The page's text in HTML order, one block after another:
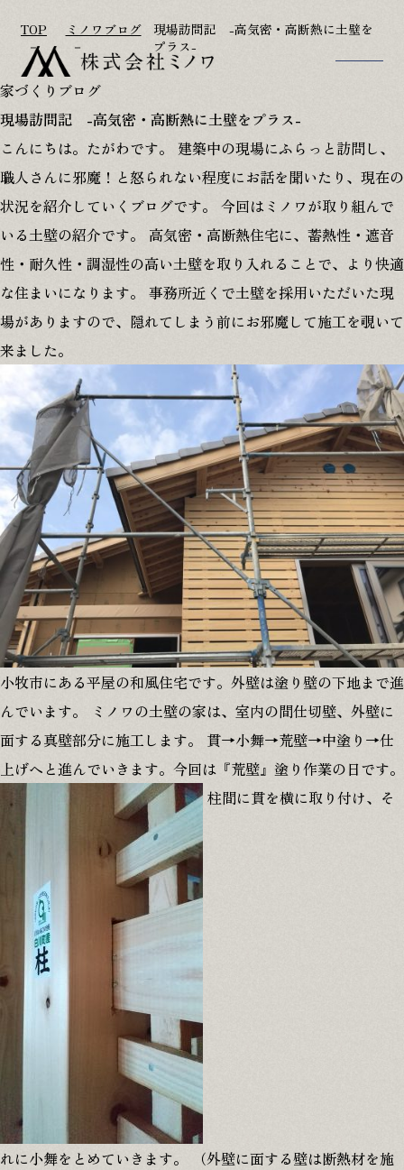
TOP
家づくりのこだわり
施工事例
家づくりの流れ
OB様宅訪問記
ただいま建築中
イベント情報
ミノワブログ
アフターフォロー
参考プラン
リフォーム･古民家再生
会社概要･スタッフ紹介
お知らせ
お問い合わせ
修理･点検依頼
プライバシーポリシー
0120-146-372
8:00-18:00
無料相談
資料請求
本社
〒509-1431 岐阜県加茂郡白川町黒川2478-6
江南営業所
〒483-8043 愛知県江南市江森町南152
TOP ミノワブログ
現場訪問記 -高気密・高断熱に土壁を
プラス-
家づくりブログ
現場訪問記 -高気密・高断熱に土壁をプラス-
こんにちは。たがわです。 建築中の現場にふらっと訪問し、
職人さんに邪魔！と怒られない程度にお話を聞いたり、現在の
状況を紹介していくブログです。 今回はミノワが取り組んで
いる土壁の紹介です。 高気密・高断熱住宅に、蓄熱性・遮音
性・耐久性・調湿性の高い土壁を取り入れることで、より快適
な住まいになります。 事務所近くで土壁を採用いただいた現
場がありますので、隠れてしまう前にお邪魔して施工を覗いて
来ました。
小牧市にある平屋の和風住宅です。外壁は塗り壁の下地まで進
んでいます。 ミノワの土壁の家は、室内の間仕切壁、外壁に
面する真壁部分に施工します。 貫→小舞→荒壁→中塗り→仕
上げへと進んでいきます。今回は『荒壁』塗り作業の日です。
柱間に貫を横に取り付け、そ
れに小舞をとめていきます。 （外壁に面する壁は断熱材を施